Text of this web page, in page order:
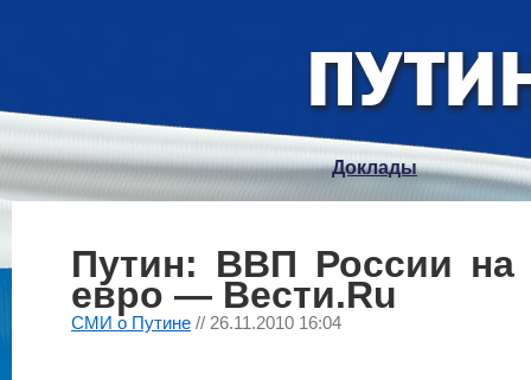
Доклады
Путин: ВВП России на
евро — Вести.Ru
СМИ о Путине // 26.11.2010 16:04